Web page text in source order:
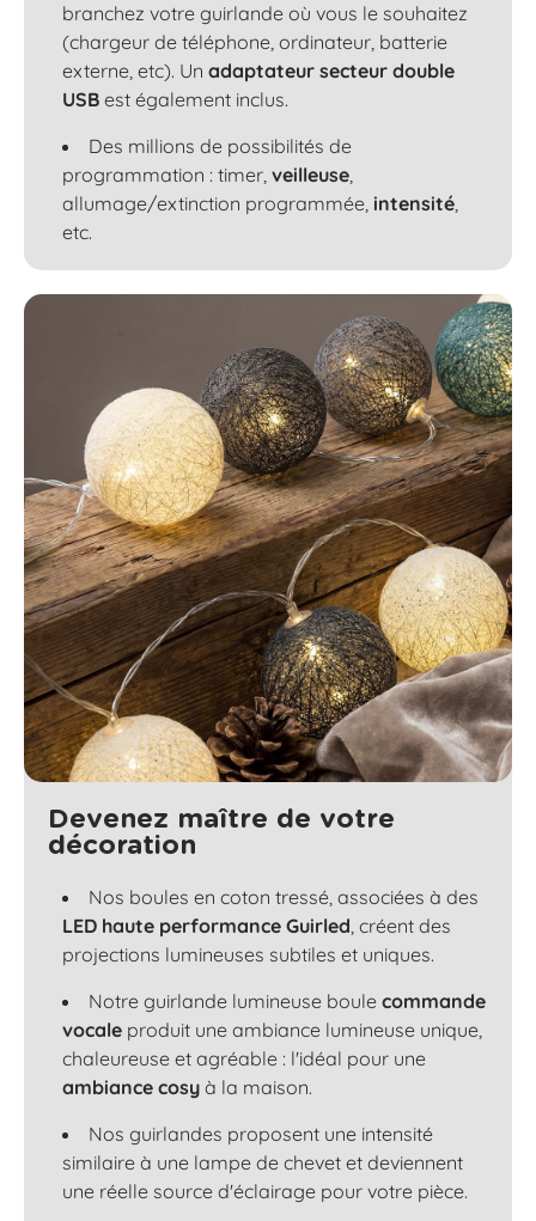
branchez votre guirlande où vous le souhaitez
(chargeur de téléphone, ordinateur, batterie
externe, etc). Un adaptateur secteur double
USB est également inclus.
Des millions de possibilités de
programmation : timer, veilleuse,
allumage/extinction programmée, intensité,
etc.
Devenez maître de votre
décoration
Nos boules en coton tressé, associées à des
LED haute performance Guirled, créent des
projections lumineuses subtiles et uniques.
Notre guirlande lumineuse boule commande
vocale produit une ambiance lumineuse unique,
chaleureuse et agréable : l'idéal pour une
ambiance cosy à la maison.
Nos guirlandes proposent une intensité
similaire à une lampe de chevet et deviennent
une réelle source d'éclairage pour votre pièce.